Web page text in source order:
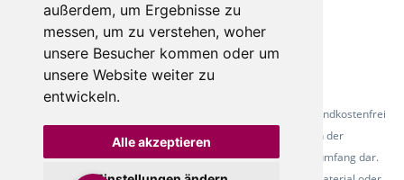
außerdem, um Ergebnisse zu
messen, um zu verstehen, woher
unsere Besucher kommen oder um
unsere Website weiter zu
entwickeln.
Alle akzeptieren
* Alle Preise inkl. gesetzl. Mehrwertsteuer - Alle Artikel versandkostenfrei
ab 500 Euro in Deutschland! Die Abbildungen dienen der
Produktpräsentation und stellen nicht zwingend den Lieferumfang dar.